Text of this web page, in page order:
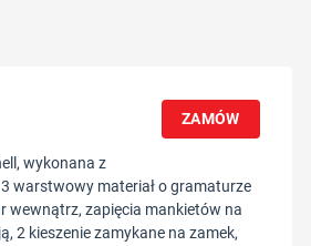
ZAMÓW
wykonana z
warstwowy materiał o gramaturze
wewnątrz, zapięcia mankietów na
2 kieszenie zamykane na zamek,